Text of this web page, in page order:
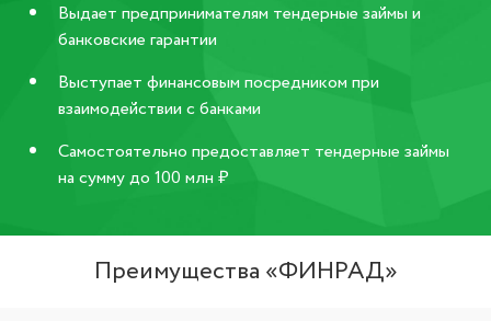
Выдает предпринимателям тендерные займы и
банковские гарантии
Выступает финансовым посредником при
взаимодействии с банками
Самостоятельно предоставляет тендерные займы
на сумму до 100 млн ₽
Преимущества «ФИНРАД»